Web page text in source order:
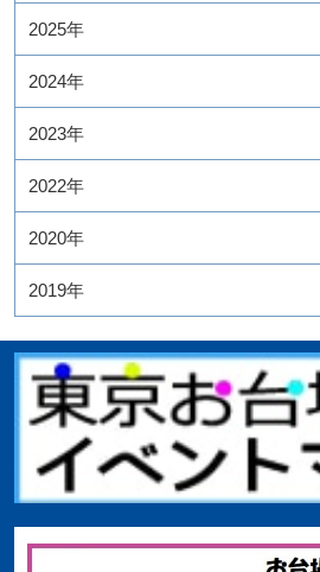
2025年
2024年
2023年
2022年
2020年
2019年